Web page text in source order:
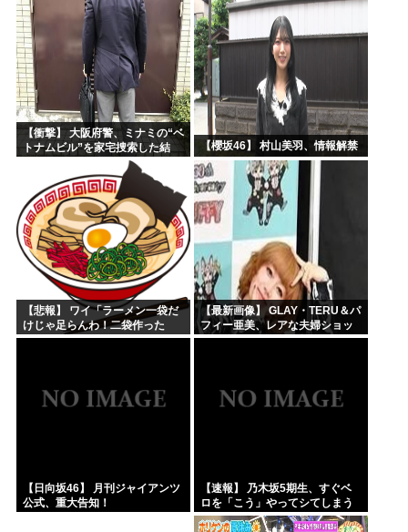
【衝撃】 大阪府警、ミナミの“ベ
トナムビル”を家宅捜索した結
【櫻坂46】 村山美羽、情報解禁
【悲報】 ワイ「ラーメン一袋だ
けじゃ足らんわ！二袋作った
ろ！」→結果ｗｗｗ
【最新画像】 GLAY・TERU＆パ
フィー亜美、レアな夫婦ショッ
トを公開してしまう！
【日向坂46】 月刊ジャイアンツ
公式、重大告知！
【速報】 乃木坂5期生、すぐベ
ロを「こう」やってシてしまう
ｗｗｗｗｗｗ